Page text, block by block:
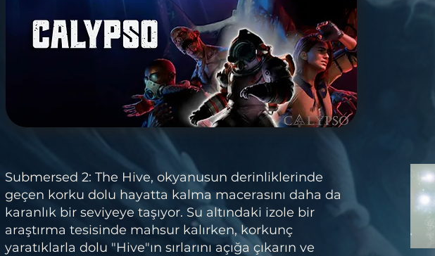
Submersed 2: The Hive, okyanusun derinliklerinde
geçen korku dolu hayatta kalma macerasını daha da
karanlık bir seviyeye taşıyor. Su altındaki izole bir
araştırma tesisinde mahsur kalırken, korkunç
yaratıklarla dolu "Hive"ın sırlarını açığa çıkarın ve